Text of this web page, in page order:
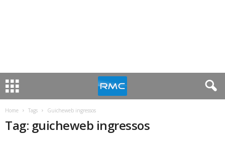
Home Tags Guicheweb ingressos
Tag: guicheweb ingressos